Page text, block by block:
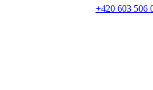
+420 603 506